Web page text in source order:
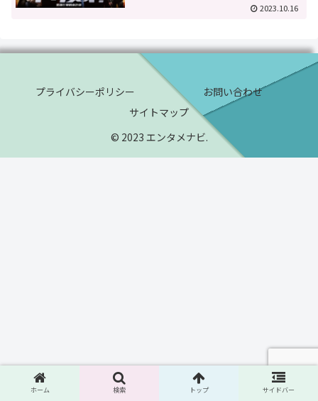
2023.10.16
プライバシーポリシー
お問い合わせ
サイトマップ
© 2023 エンタメナビ.
ホーム 検索 トップ サイドバー